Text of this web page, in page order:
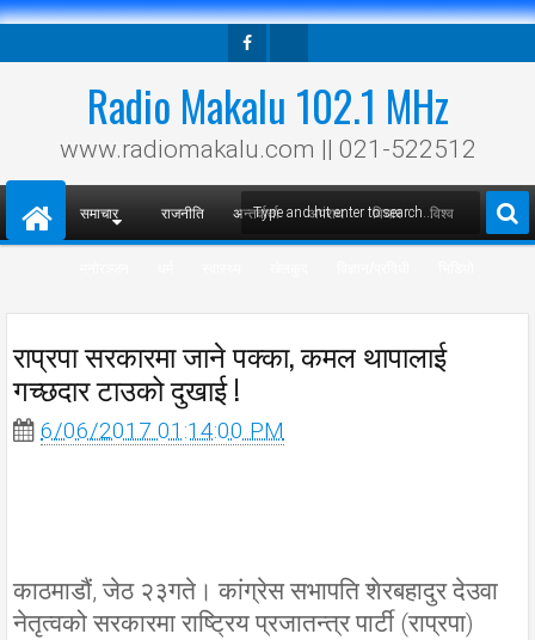
Radio Makalu 102.1 MHz
www.radiomakalu.com || 021-522512
समाचार राजनीति अन्तर्वार्ता अपराध विचार विश्व
राप्रपा सरकारमा जाने पक्का, कमल थापालाई
गच्छदार टाउको दुखाई !
6/06/2017 01:14:00 PM
काठमाडौं, जेठ २३गते। कांग्रेस सभापति शेरबहादुर देउवा
नेतृत्वको सरकारमा राष्ट्रिय प्रजातन्त्र पार्टी (राप्रपा)